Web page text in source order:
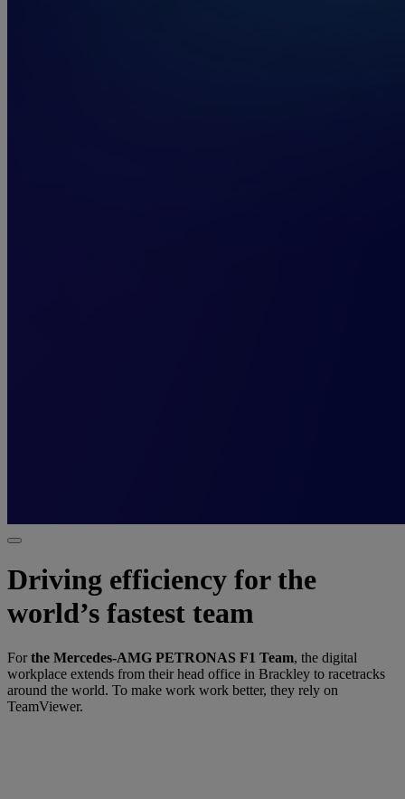
Driving efficiency for the
world’s fastest team
Forthe Mercedes-AMG PETRONAS F1 Team, the digital
workplace extends from their head office in Brackley to racetracks
around the world. To make work work better, they rely on
TeamViewer.